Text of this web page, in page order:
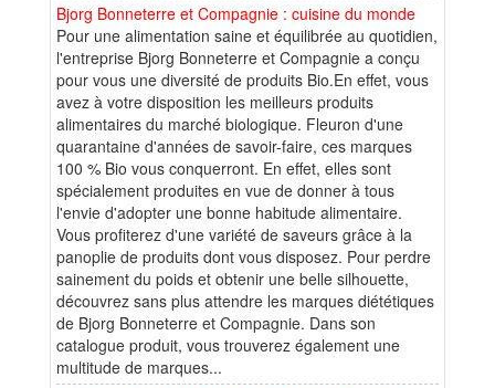
Bjorg Bonneterre et Compagnie : cuisine du monde
Pour une alimentation saine et équilibrée au quotidien,
l'entreprise Bjorg Bonneterre et Compagnie a conçu
pour vous une diversité de produits Bio.En effet, vous
avez à votre disposition les meilleurs produits
alimentaires du marché biologique. Fleuron d'une
quarantaine d'années de savoir-faire, ces marques
100 % Bio vous conquerront. En effet, elles sont
spécialement produites en vue de donner à tous
l'envie d'adopter une bonne habitude alimentaire.
Vous profiterez d'une variété de saveurs grâce à la
panoplie de produits dont vous disposez. Pour perdre
sainement du poids et obtenir une belle silhouette,
découvrez sans plus attendre les marques diététiques
de Bjorg Bonneterre et Compagnie. Dans son
catalogue produit, vous trouverez également une
multitude de marques...